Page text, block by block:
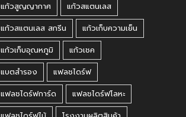
แก้วสูญญากาศ
แก้วสแตนเลส
แก้วสแตนเลส สกรีน
แก้วเก็บความเย็น
แก้วเก็บอุณหภูมิ
แก้วเชค
แบตสำรอง
แฟลชไดร์ฟ
แฟลชไดร์ฟการ์ด
แฟลชไดร์ฟโลหะ